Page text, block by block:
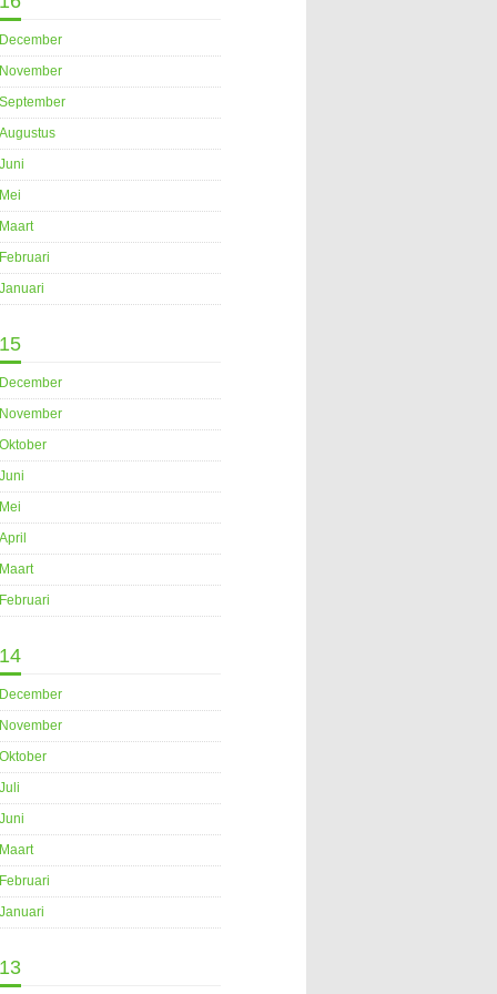
December
November
September
Augustus
Juni
Mei
Maart
Februari
Januari
December
November
Oktober
Juni
Mei
April
Maart
Februari
December
November
Oktober
Juli
Juni
Maart
Februari
Januari